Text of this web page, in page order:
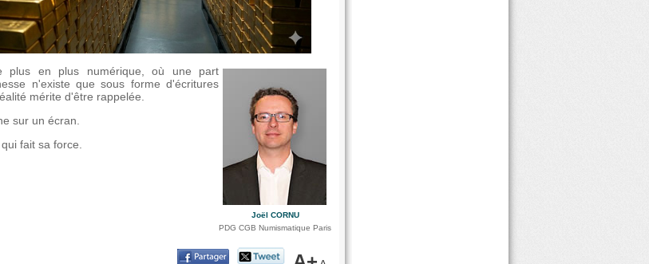
Joël CORNU
PDG CGB Numismatique Paris
plus en plus numérique, où une part
n'existe que sous forme d'écritures
mérite d'être rappelée.
sur un écran.
fait sa force.